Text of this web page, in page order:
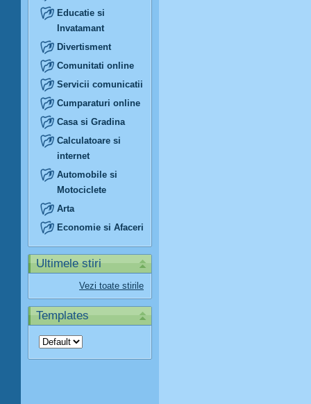
Educatie si
Invatamant
Divertisment
Comunitati online
Servicii comunicatii
Cumparaturi online
Casa si Gradina
Calculatoare si
internet
Automobile si
Motociclete
Arta
Economie si Afaceri
Ultimele stiri
Vezi toate stirile
Templates